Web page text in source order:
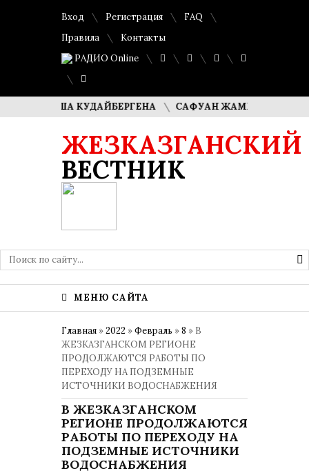
Вход Регистрация
FAQ
Правила
Контакты
РАДИО Online
КУДАЙБЕРГЕНА САФУАН ЖАМПЕИСОВ: «МЫ
ЖЕЗКАЗГАНСКИЙ
ВЕСТНИК
МЕНЮ САЙТА
Главная »2022 »Февраль »8 » В
ЖЕЗКАЗГАНСКОМ РЕГИОНЕ
ПРОДОЛЖАЮТСЯ РАБОТЫ ПО
ПЕРЕХОДУ НА ПОДЗЕМНЫЕ
ИСТОЧНИКИ ВОДОСНАБЖЕНИЯ
В ЖЕЗКАЗГАНСКОМ
РЕГИОНЕ ПРОДОЛЖАЮТСЯ
РАБОТЫ ПО ПЕРЕХОДУ НА
ПОДЗЕМНЫЕ ИСТОЧНИКИ
ВОДОСНАБЖЕНИЯ